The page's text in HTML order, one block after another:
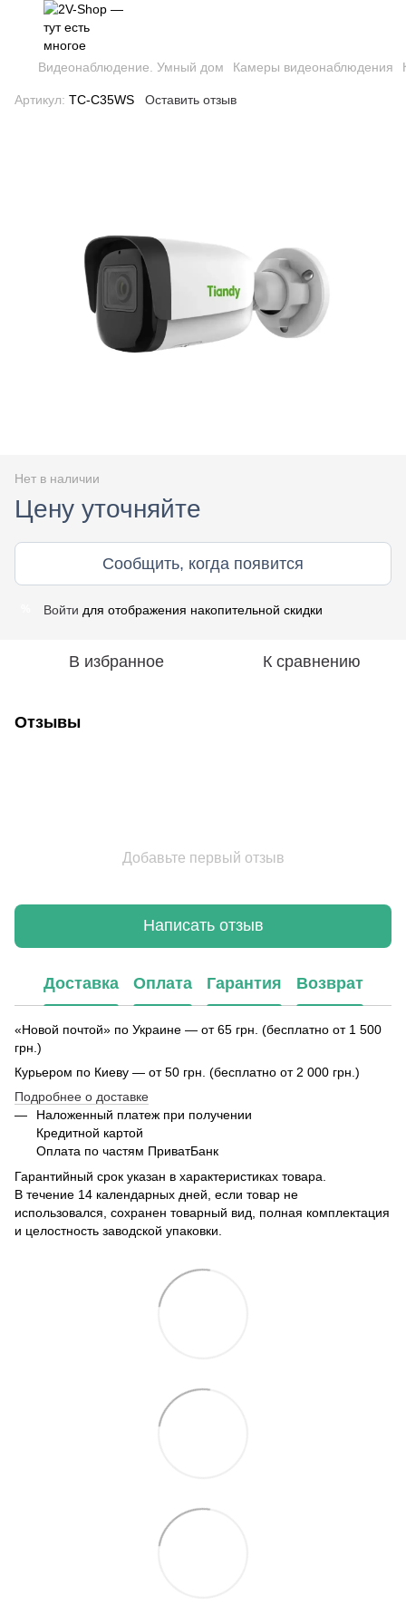
Видеонаблюдение. Умный дом Камеры видеонаблюдения
Артикул: TC-C35WS Оставить отзыв
Нет в наличии
Цену уточняйте
Сообщить, когда появится
Войти для отображения накопительной скидки
В избранное К сравнению
Отзывы
Добавьте первый отзыв
Написать отзыв
Доставка Оплата Гарантия Возврат
«Новой почтой» по Украине — от 65 грн. (бесплатно от 1 500
грн.)
Курьером по Киеву — от 50 грн. (бесплатно от 2 000 грн.)
Подробнее о доставке
Наложенный платеж при получении
Кредитной картой
Оплата по частям ПриватБанк
Гарантийный срок указан в характеристиках товара.
В течение 14 календарных дней, если товар не
использовался, сохранен товарный вид, полная комплектация
и целостность заводской упаковки.